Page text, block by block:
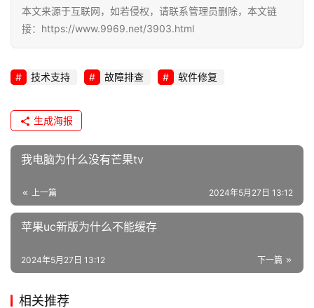
本文来源于互联网，如若侵权，请联系管理员删除，本文链
接：https://www.9969.net/3903.html
技术支持 故障排查 软件修复
生成海报
我电脑为什么没有芒果tv
上一篇 2024年5月27日 13:12
苹果uc新版为什么不能缓存
下一篇
2024年5月27日 13:12
相关推荐